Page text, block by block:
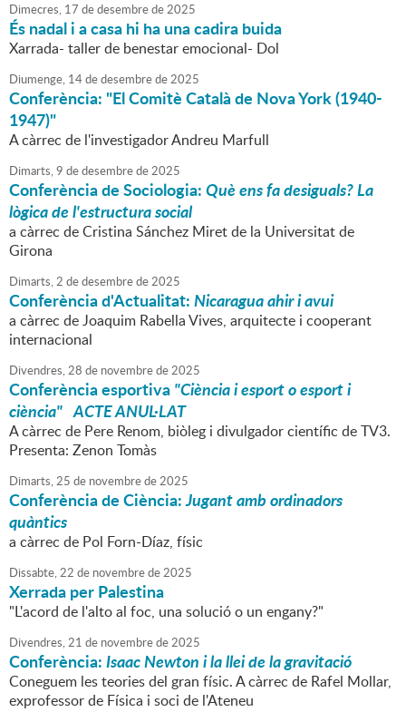
Dimecres, 17 dedesembrede2025
És nadal i a casa hi ha una cadira buida
Xarrada- taller de benestar emocional- Dol
Diumenge, 14dedesembrede2025
Conferència: "El Comitè Català de Nova York (1940-
1947)"
A càrrec de l'investigador Andreu Marfull
Dimarts,9 dedesembrede2025
Conferència de Sociologia:Què ens fa desiguals? La
lògica de l'estructura social
a càrrec de Cristina Sánchez Miret de la Universitat de
Girona
Dimarts,2 dedesembrede2025
Conferència d'Actualitat:Nicaragua ahir i avui
a càrrec de Joaquim Rabella Vives, arquitecte i cooperant
internacional
Divendres,28 de novembrede2025
Conferència esportiva"Ciència i esport o esport i
ciència" ACTE ANUL·LAT
A càrrec de Pere Renom, biòleg i divulgador científic de TV3.
Presenta: Zenon Tomàs
Dimarts,25 de novembrede2025
Conferència de Ciència:Jugant amb ordinadors
quàntics
a càrrec de Pol Forn-Díaz, físic
Dissabte,22 de novembrede2025
Xerrada per Palestina
"L'acord de l'alto al foc, una solució o un engany?"
Divendres,21 de novembrede2025
Conferència:Isaac Newton i la llei de la gravitació
Coneguem les teories del gran físic. A càrrec de Rafel Mollar,
exprofessor de Física i soci de l'Ateneu